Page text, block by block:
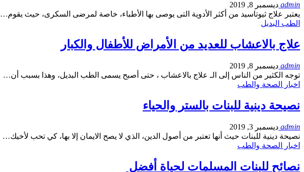
admin ديسمبر 8, 2019
يعتبر علاج ثيوتاسيد من أكثر الأدوية التى يوصى بها الأطباء، خاصة لمرضى السكرى، حيث يقوم…
الطب البديل
علاج بالاعشاب للعديد من الأمراض للأطفال والكبار
admin ديسمبر 8, 2019
توجه الكثير من الناس إلى الـ علاج بالاعشاب ، حتى أصبح يسمى الطب البديل، وهذا بسبب أن…
اخبار الصحة والطب
نصيحة دينية للبنات بالستر والحياء
admin ديسمبر 3, 2019
نصيحة دينية للبنات حيث أنها تعتبر من أصول الدين، الذي لا يصح الايمان إلا بها، كي تحب لأخيك…
اخبار الصحة والطب
نصائح للبنات المسلمات لحياة أفضل